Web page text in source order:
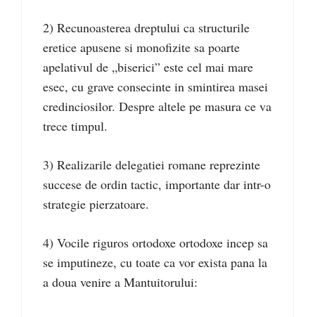
2) Recunoasterea dreptului ca structurile
eretice apusene si monofizite sa poarte
apelativul de „biserici” este cel mai mare
esec, cu grave consecinte in smintirea masei
credinciosilor. Despre altele pe masura ce va
trece timpul.
3) Realizarile delegatiei romane reprezinte
succese de ordin tactic, importante dar intr-o
strategie pierzatoare.
4) Vocile riguros ortodoxe ortodoxe incep sa
se imputineze, cu toate ca vor exista pana la
a doua venire a Mantuitorului: